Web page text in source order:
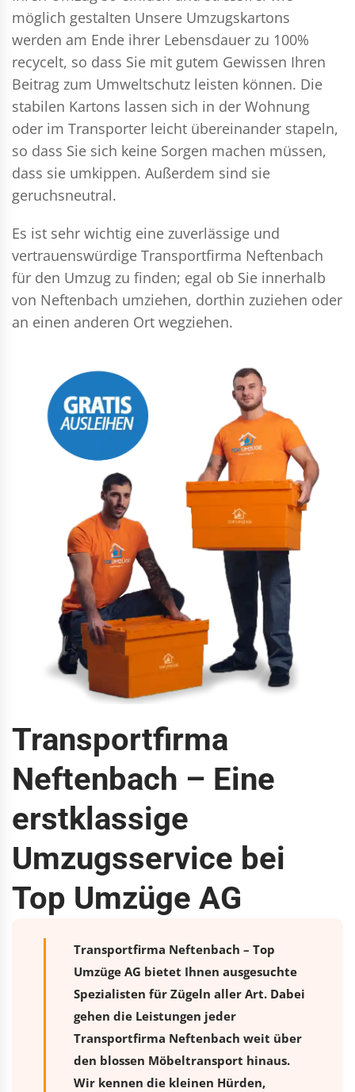
möglich gestalten Unsere Umzugskartons
werden am Ende ihrer Lebensdauer zu 100%
recycelt, so dass Sie mit gutem Gewissen Ihren
Beitrag zum Umweltschutz leisten können. Die
stabilen Kartons lassen sich in der Wohnung
oder im Transporter leicht übereinander stapeln,
so dass Sie sich keine Sorgen machen müssen,
dass sie umkippen. Außerdem sind sie
geruchsneutral.
Es ist sehr wichtig eine zuverlässige und
vertrauenswürdige Transportfirma Neftenbach
für den Umzug zu finden; egal ob Sie innerhalb
von Neftenbach umziehen, dorthin zuziehen oder
an einen anderen Ort wegziehen.
Transportfirma
Neftenbach – Eine
erstklassige
Umzugsservice bei
Top Umzüge AG
Transportfirma Neftenbach – Top
Umzüge AG bietet Ihnen ausgesuchte
Spezialisten für Zügeln aller Art. Dabei
gehen die Leistungen jeder
Transportfirma Neftenbach weit über
den blossen Möbeltransport hinaus.
Wir kennen die kleinen Hürden,